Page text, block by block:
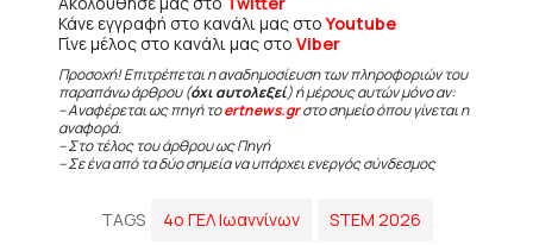
Κάνε εγγραφή στο κανάλι μας στοYoutube
Γίνε μέλος στο κανάλι μας στο Viber
Προσοχή! Επιτρέπεται η αναδημοσίευση των πληροφοριών του
παραπάνω άρθρου (όχι αυτολεξεί) ή μέρους αυτών μόνο αν:
– Αναφέρεται ως πηγή τοertnews.grστο σημείο όπου γίνεται η
αναφορά.
– Στο τέλος του άρθρου ως Πηγή
– Σε ένα από τα δύο σημεία να υπάρχει ενεργός σύνδεσμος
TAGS 4ο ΓΕΛ Ιωαννίνων STEM 2026